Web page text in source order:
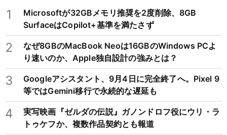
1
Microsoftが32GBメモリ推奨を2度削除、8GB
SurfaceはCopilot+基準を満たさず
2
なぜ8GBのMacBook Neoは16GBのWindows PCよ
り速いのか、Apple独自設計の強みとは？
3
Googleアシスタント、9月4日に完全終了へ。Pixel 9
等ではGemini移行で永続的な遅延も
4
実写映画『ゼルダの伝説』ガノンドロフ役にウリ・ラ
トゥケフか、複数作品契約とも報道